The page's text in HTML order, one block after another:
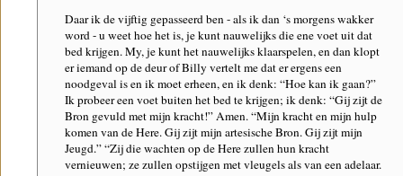
Daar ik de vijftig gepasseerd ben - als ik dan ‘s morgens wakker
word - u weet hoe het is, je kunt nauwelijks die ene voet uit dat
bed krijgen. My, je kunt het nauwelijks klaarspelen, en dan klopt
er iemand op de deur of Billy vertelt me dat er ergens een
noodgeval is en ik moet erheen, en ik denk: “Hoe kan ik gaan?”
Ik probeer een voet buiten het bed te krijgen; ik denk: “Gij zijt de
Bron gevuld met mijn kracht!” Amen. “Mijn kracht en mijn hulp
komen van de Here. Gij zijt mijn artesische Bron. Gij zijt mijn
Jeugd.” “Zij die wachten op de Here zullen hun kracht
vernieuwen; ze zullen opstijgen met vleugels als van een adelaar.